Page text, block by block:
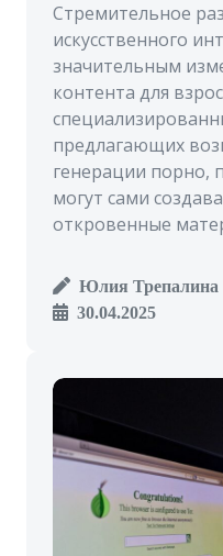
Стремительное
искусственного
значительным
контента для
предлагающих
генерации порно,
могут сами
откровенные
Юлия Трепалина
30.04.2025